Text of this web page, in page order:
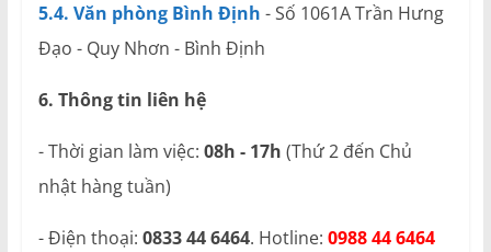
5.4. Văn phòng Bình Định - Số 1061A Trần Hưng
Đạo - Quy Nhơn - Bình Định
6. Thông tin liên hệ
- Thời gian làm việc: 08h - 17h (Thứ 2 đến Chủ
nhật hàng tuần)
- Điện thoại: 0833 44 6464. Hotline: 0988 44 6464